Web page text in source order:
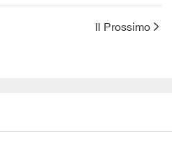
Il Prossimo